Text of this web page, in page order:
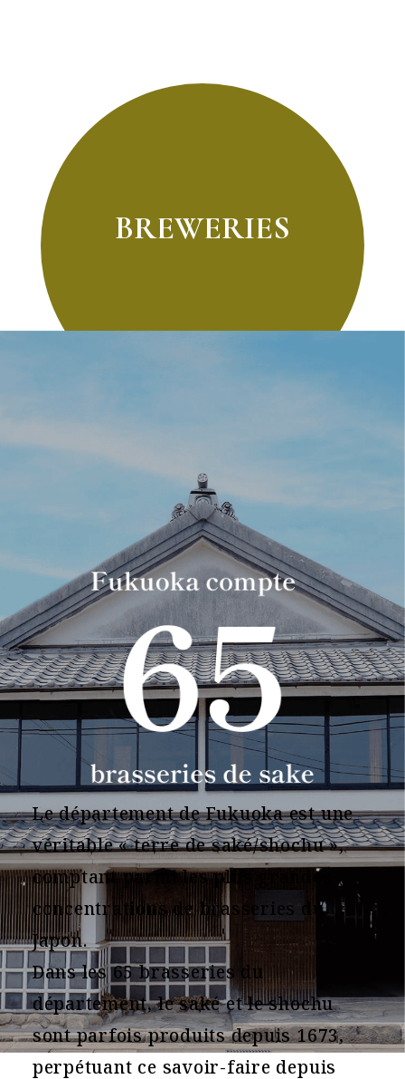
BREWERIES
Le département de Fukuoka est une
véritable « terre de saké/shochu »,
comptant parmi les plus grandes
concentrations de brasseries du
Japon.
Dans les 65 brasseries du
département, le saké et le shochu
sont parfois produits depuis 1673,
perpétuant ce savoir-faire depuis